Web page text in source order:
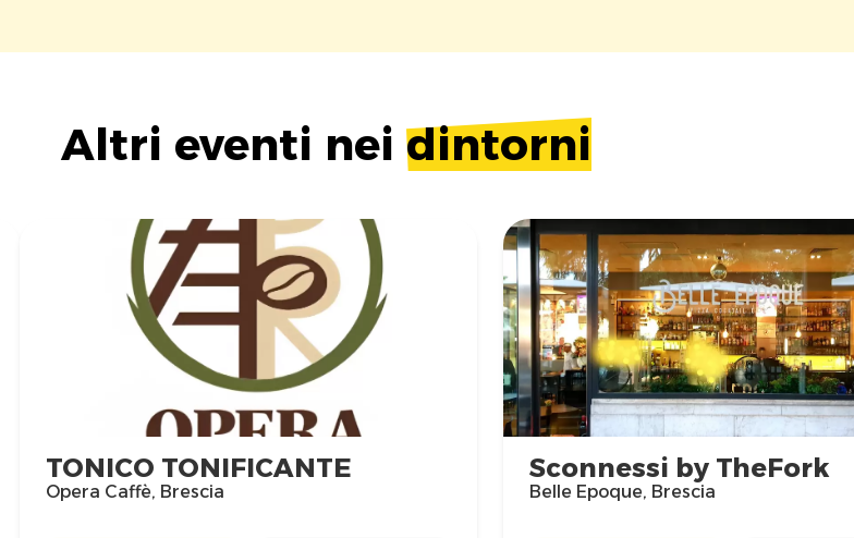
Altri eventi nei dintorni
Sconnessi by TheFork
Belle Epoque, Brescia
TONICO TONIFICANTE
Opera Caffè, Brescia